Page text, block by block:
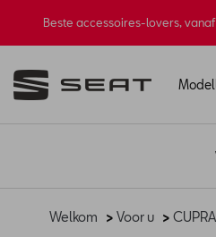
Beste accessoires-lovers,
Welkom > Voor u > CUPRA